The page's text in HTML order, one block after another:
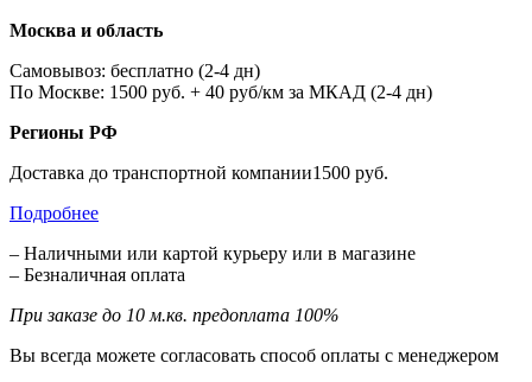
Москва и область
Самовывоз: бесплатно (2-4 дн)
По Москве: 1500 руб. + 40 руб/км за МКАД (2-4 дн)
Регионы РФ
Доставка до транспортной компании1500 руб.
Подробнее
– Наличными или картой курьеру или в магазине
– Безналичная оплата
При заказе до 10 м.кв. предоплата 100%
Вы всегда можете согласовать способ оплаты с менеджером